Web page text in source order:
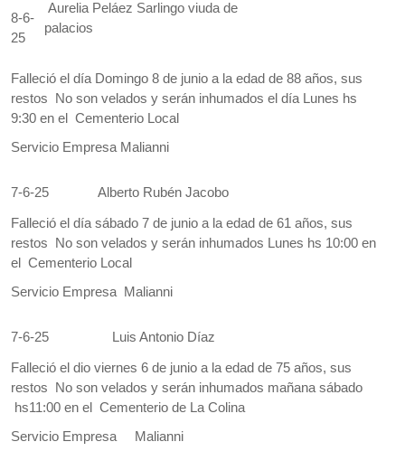
8-6-
25
Aurelia Peláez Sarlingo viuda de
palacios
Falleció el día Domingo 8 de junio a la edad de 88 años, sus
restos No son velados y serán inhumados el día Lunes hs
9:30 en el Cementerio Local
Servicio Empresa Malianni
7-6-25 Alberto Rubén Jacobo
Falleció el día sábado 7 de junio a la edad de 61 años, sus
restos No son velados y serán inhumados Lunes hs 10:00 en
el Cementerio Local
Servicio Empresa Malianni
7-6-25 Luis Antonio Díaz
Falleció el dio viernes 6 de junio a la edad de 75 años, sus
restos No son velados y serán inhumados mañana sábado
hs11:00 en el Cementerio de La Colina
Servicio Empresa Malianni